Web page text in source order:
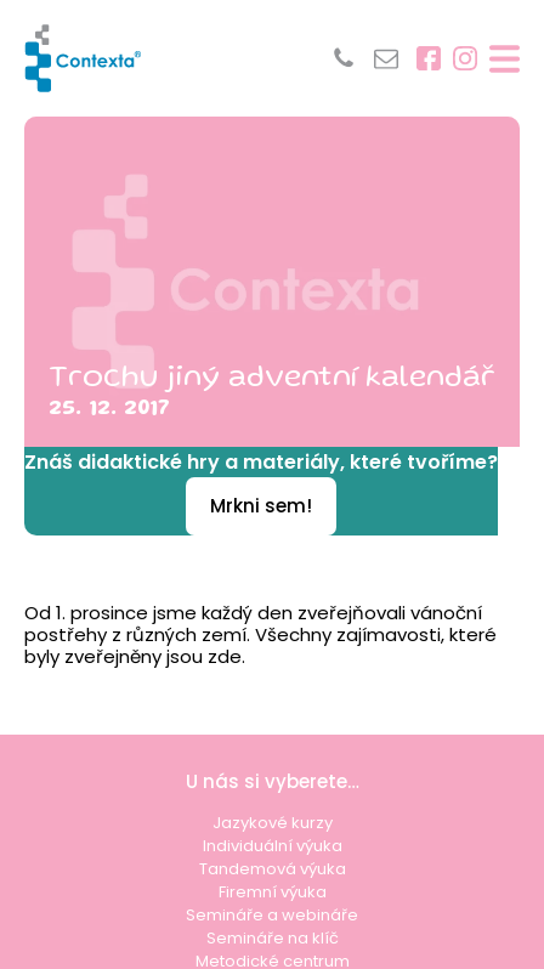
Trochu jiný adventní kalendář
25. 12. 2017
Znáš didaktické hry a materiály, které tvoříme?
Mrkni sem!
Od 1. prosince jsme každý den zveřejňovali vánoční
postřehy z různých zemí. Všechny zajímavosti, které
byly zveřejněny jsou zde.
U nás si vyberete…
Jazykové kurzy
Individuální výuka
Tandemová výuka
Firemní výuka
Semináře a webináře
Semináře na klíč
Metodické centrum